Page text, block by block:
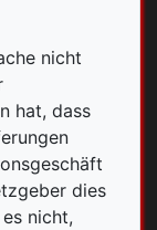
nicht
hat, dass
dies
nicht,